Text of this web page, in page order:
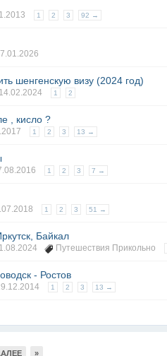
1 2 3 92 →
шенгенскую визу (2024 год)
14.02.2024 1 2
, кисло ?
1 2 3 13 →
1 2 3 7 →
1 2 3 51 →
Байкал
Путешествия Прикольно
- Ростов
1 2 3 13 →
»